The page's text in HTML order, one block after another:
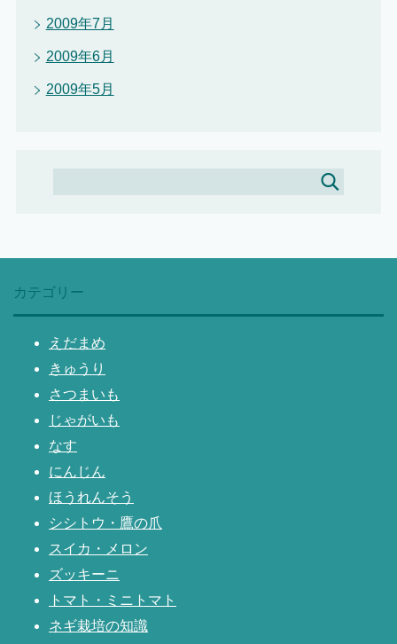
2009年7月
2009年6月
2009年5月
カテゴリー
えだまめ
きゅうり
さつまいも
じゃがいも
なす
にんじん
ほうれんそう
シシトウ・鷹の爪
スイカ・メロン
ズッキーニ
トマト・ミニトマト
ネギ栽培の知識